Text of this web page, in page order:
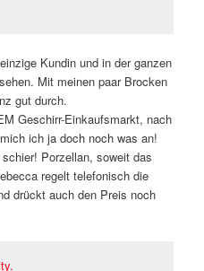
Kundin und in der ganzen
Mit meinen paar Brocken
gut durch.
Geschirr-Einkaufsmarkt, nach
ich ja doch noch was an!
Porzellan, soweit das
regelt telefonisch die
drückt auch den Preis noch